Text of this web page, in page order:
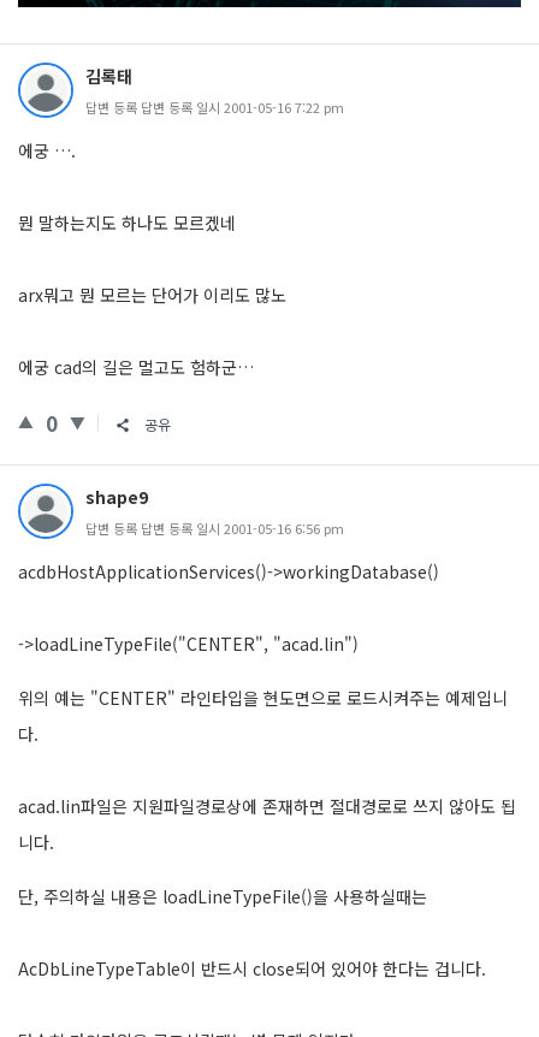
김록태
답변 등록 답변 등록 일시 2001-05-16 7:22 pm
에궁 ….
뭔 말하는지도 하나도 모르겠네
arx뭐고 뭔 모르는 단어가 이리도 많노
에궁 cad의 길은 멀고도 험하군…
0 공유
shape9
답변 등록 답변 등록 일시 2001-05-16 6:56 pm
acdbHostApplicationServices()->workingDatabase()
->loadLineTypeFile("CENTER", "acad.lin")
위의 예는 "CENTER" 라인타입을 현도면으로 로드시켜주는 예제입니
다.
acad.lin파일은 지원파일경로상에 존재하면 절대경로로 쓰지 않아도 됩
니다.
단, 주의하실 내용은 loadLineTypeFile()을 사용하실때는
AcDbLineTypeTable이 반드시 close되어 있어야 한다는 겁니다.